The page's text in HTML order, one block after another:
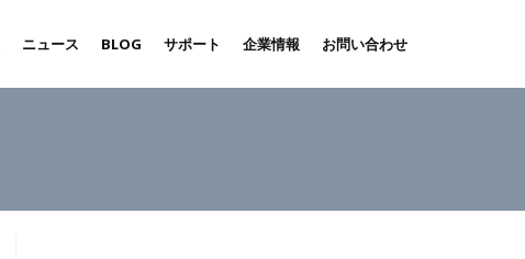
ニュース BLOG サポート 企業情報 お問い合わせ